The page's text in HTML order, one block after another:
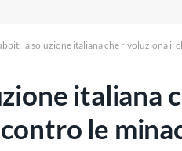
la soluzione italiana che rivoluziona il
italiana
le